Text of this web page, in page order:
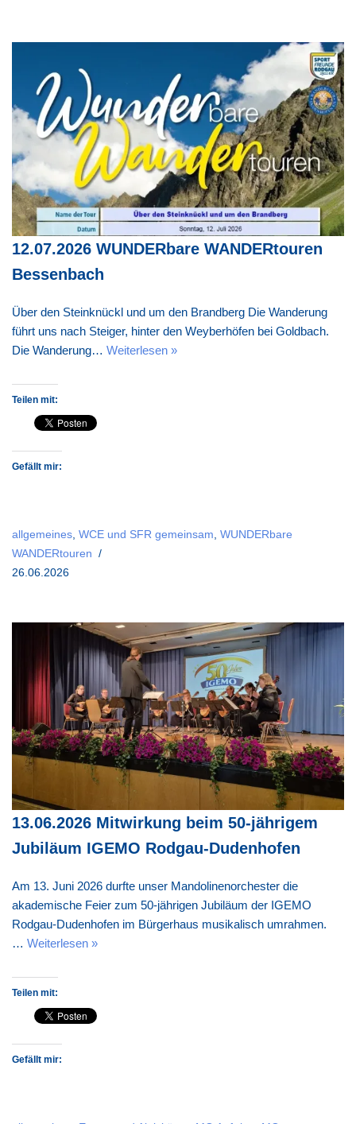
12.07.2026 WUNDERbare WANDERtouren
Bessenbach
Über den Steinknückl und um den Brandberg Die Wanderung
führt uns nach Steiger, hinter den Weyberhöfen bei Goldbach.
Die Wanderung… Weiterlesen »
Teilen mit:
Gefällt mir:
allgemeines, WCE und SFR gemeinsam, WUNDERbare
WANDERtouren
26.06.2026
13.06.2026 Mitwirkung beim 50-jährigem
Jubiläum IGEMO Rodgau-Dudenhofen
Am 13. Juni 2026 durfte unser Mandolinenorchester die
akademische Feier zum 50-jährigen Jubiläum der IGEMO
Rodgau-Dudenhofen im Bürgerhaus musikalisch umrahmen.
… Weiterlesen »
Teilen mit:
Gefällt mir: